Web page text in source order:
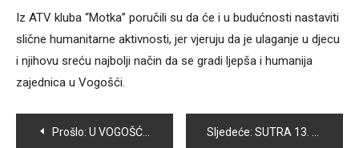
Iz ATV kluba “Motka” poručili su da će i u budućnosti nastaviti
slične humanitarne aktivnosti, jer vjeruju da je ulaganje u djecu
i njihovu sreću najbolji način da se gradi ljepša i humanija
zajednica u Vogošći.
Navigacija
Prošlo: U VOGOŠĆI ODRŽAN „FESTIVAL URBANE KULTURE I FOLKLORA ZA MLADE 4” Sljedeće: SUTRA 13. REDOVNA SJEDNICA OPĆINSKOG VIJEĆA VOGOŠĆA